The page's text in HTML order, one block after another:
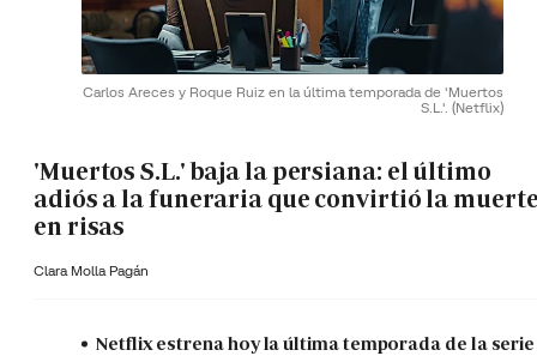
Carlos Areces y Roque Ruiz en la última temporada de 'Muertos
S.L.'. (Netflix)
'Muertos S.L.' baja la persiana: el último
adiós a la funeraria que convirtió la
en risas
Clara Molla Pagán
Netflix estrena hoy la última temporada de la serie